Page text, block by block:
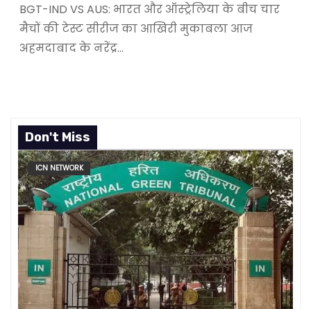
BGT-IND VS AUS: भारत और ऑस्ट्रेलिया के बीच चार
मैचों की टेस्ट सीरीज का आखिरी मुकाबला आज
अहमदाबाद के नरेंद्र…
Don't Miss
ICN NETWORK